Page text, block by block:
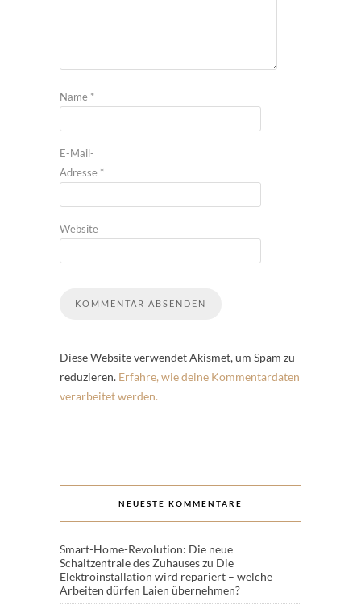
Name *
E-Mail-
Adresse *
Website
Diese Website verwendet Akismet, um Spam zu
reduzieren. Erfahre, wie deine Kommentardaten
verarbeitet werden.
NEUESTE KOMMENTARE
Smart-Home-Revolution: Die neue
Schaltzentrale des Zuhauseszu Die
Elektroinstallation wird repariert – welche
Arbeiten dürfen Laien übernehmen?